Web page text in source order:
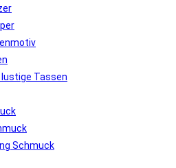
Tassen
Schmuck